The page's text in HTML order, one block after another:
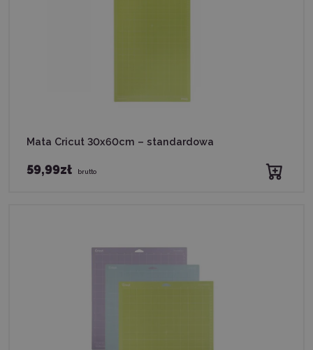
Mata Cricut 30x60cm – standardowa
59,99zł brutto